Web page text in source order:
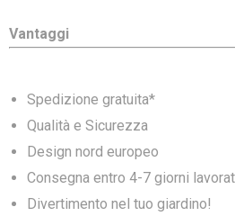
Vantaggi
Spedizione gratuita*
Qualità e Sicurezza
Design nord europeo
Consegna entro 4-7 giorni
Divertimento nel tuo giardino!